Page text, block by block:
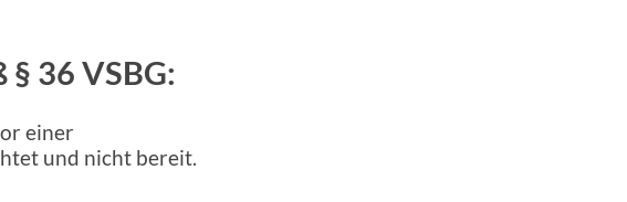
36 VSBG:
einer
und nicht bereit.